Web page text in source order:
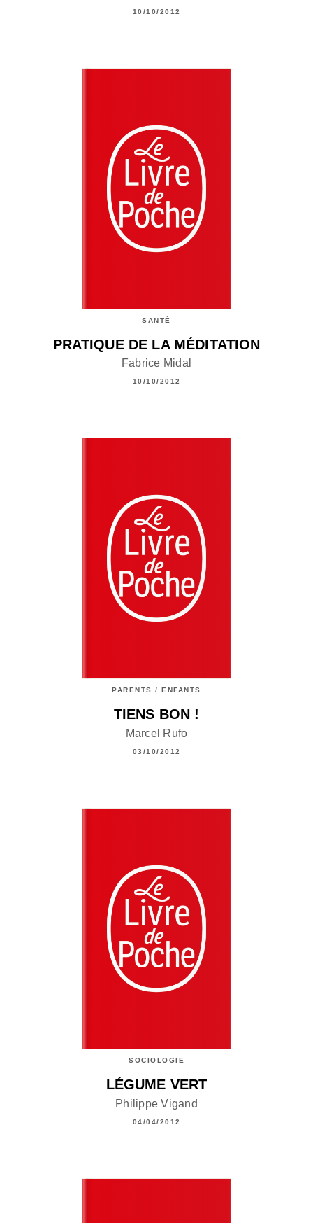
10/10/2012
SANTÉ
PRATIQUE DE LA MÉDITATION
Fabrice Midal
10/10/2012
PARENTS / ENFANTS
TIENS BON !
Marcel Rufo
03/10/2012
SOCIOLOGIE
LÉGUME VERT
Philippe Vigand
04/04/2012